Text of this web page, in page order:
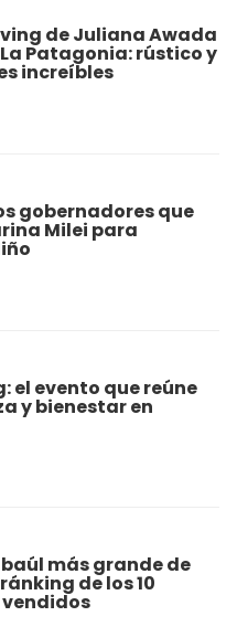
de Juliana Awada
Patagonia: rústico y
increíbles
gobernadores que
Milei para
el evento que reúne
y bienestar en
más grande de
de los 10